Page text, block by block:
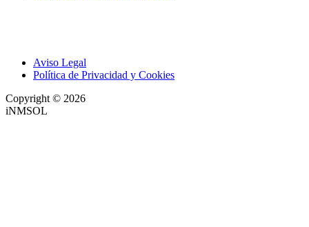
Aviso Legal
Política de Privacidad y Cookies
Copyright © 2026
iNMSOL